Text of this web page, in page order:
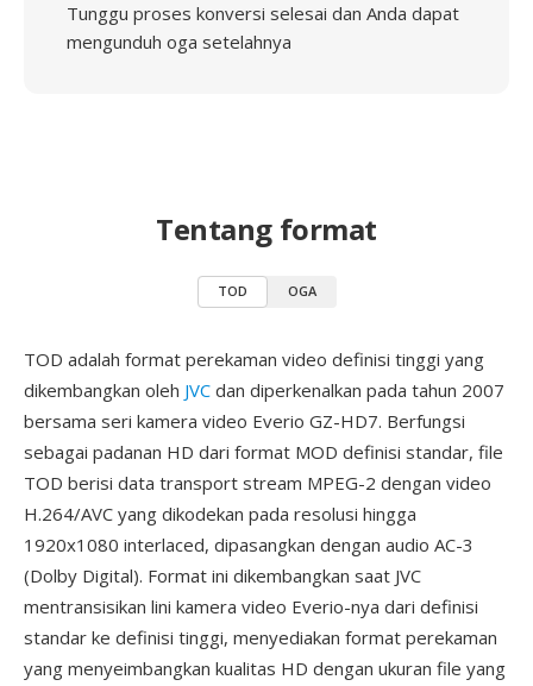
Tunggu proses konversi selesai dan Anda dapat
mengunduh oga setelahnya
Tentang format
TOD OGA
TOD adalah format perekaman video definisi tinggi yang
dikembangkan oleh JVC dan diperkenalkan pada tahun 2007
bersama seri kamera video Everio GZ-HD7. Berfungsi
sebagai padanan HD dari format MOD definisi standar, file
TOD berisi data transport stream MPEG-2 dengan video
H.264/AVC yang dikodekan pada resolusi hingga
1920x1080 interlaced, dipasangkan dengan audio AC-3
(Dolby Digital). Format ini dikembangkan saat JVC
mentransisikan lini kamera video Everio-nya dari definisi
standar ke definisi tinggi, menyediakan format perekaman
yang menyeimbangkan kualitas HD dengan ukuran file yang